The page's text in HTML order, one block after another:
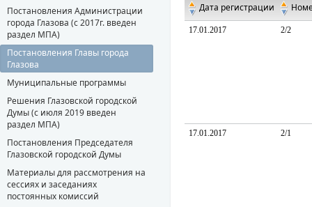
Постановления Администрации
города Глазова (с 2017г. введен
раздел МПА)
Постановления Главы города
Глазова
Муниципальные программы
Решения Глазовской городской
Думы (с июля 2019 введен
раздел МПА)
Постановления Председателя
Глазовской городской Думы
Материалы для рассмотрения на
сессиях и заседаниях
постоянных комиссий
Дата регистрации
17.01.2017 2/2
17.01.2017 2/1